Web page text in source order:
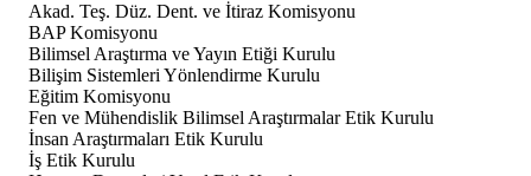
Akad. Teş. Düz. Dent. ve İtiraz Komisyonu
BAP Komisyonu
Bilimsel Araştırma ve Yayın Etiği Kurulu
Bilişim Sistemleri Yönlendirme Kurulu
Eğitim Komisyonu
Fen ve Mühendislik Bilimsel Araştırmalar Etik Kurulu
İnsan Araştırmaları Etik Kurulu
İş Etik Kurulu